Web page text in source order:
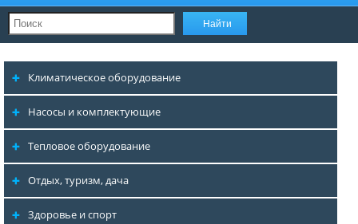
Климатическое оборудование
Насосы и комплектующие
Тепловое оборудование
Отдых, туризм, дача
Здоровье и спорт